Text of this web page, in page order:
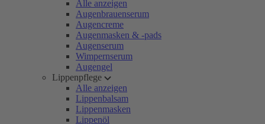
Alle anzeigen
Augenbrauenserum
Augencreme
Augenmasken & -pads
Augenserum
Wimpernserum
Augengel
Lippenpflege
Alle anzeigen
Lippenbalsam
Lippenmasken
Lippenöl